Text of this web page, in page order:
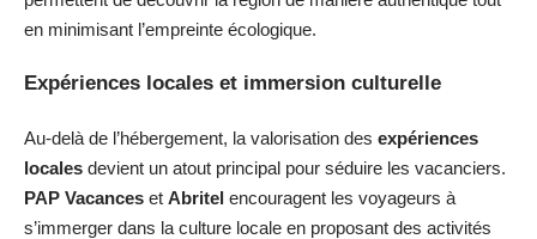
en minimisant l’empreinte écologique.
Expériences locales et immersion culturelle
Au-delà de l’hébergement, la valorisation des expériences
locales devient un atout principal pour séduire les vacanciers.
PAP Vacances et Abritel encouragent les voyageurs à
s’immerger dans la culture locale en proposant des activités